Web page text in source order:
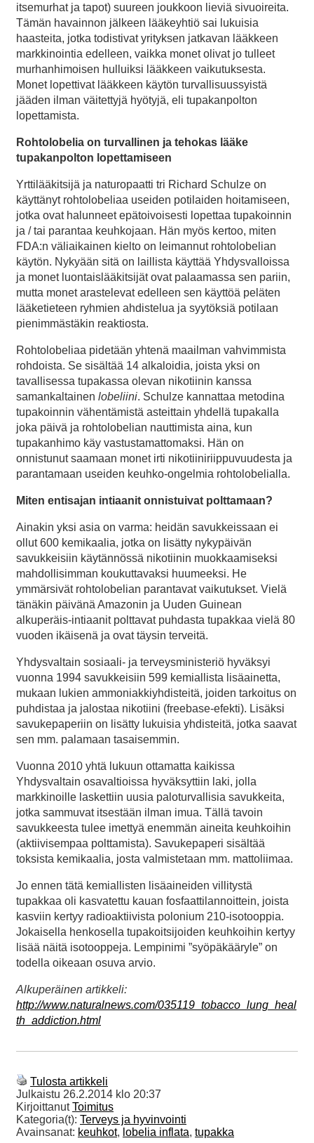
itsemurhat ja tapot) suureen joukkoon lieviä sivuoireita.
Tämän havainnon jälkeen lääkeyhtiö sai lukuisia
haasteita, jotka todistivat yrityksen jatkavan lääkkeen
markkinointia edelleen, vaikka monet olivat jo tulleet
murhanhimoisen hulluiksi lääkkeen vaikutuksesta.
Monet lopettivat lääkkeen käytön turvallisuussyistä
jääden ilman väitettyjä hyötyjä, eli tupakanpolton
lopettamista.
Rohtolobelia on turvallinen ja tehokas lääke
tupakanpolton lopettamiseen
Yrttilääkitsijä ja naturopaatti tri Richard Schulze on
käyttänyt rohtolobeliaa useiden potilaiden hoitamiseen,
jotka ovat halunneet epätoivoisesti lopettaa tupakoinnin
ja / tai parantaa keuhkojaan. Hän myös kertoo, miten
FDA:n väliaikainen kielto on leimannut rohtolobelian
käytön. Nykyään sitä on laillista käyttää Yhdysvalloissa
ja monet luontaislääkitsijät ovat palaamassa sen pariin,
mutta monet arastelevat edelleen sen käyttöä peläten
lääketieteen ryhmien ahdistelua ja syytöksiä potilaan
pienimmästäkin reaktiosta.
Rohtolobeliaa pidetään yhtenä maailman vahvimmista
rohdoista. Se sisältää 14 alkaloidia, joista yksi on
tavallisessa tupakassa olevan nikotiinin kanssa
samankaltainen lobeliini. Schulze kannattaa metodina
tupakoinnin vähentämistä asteittain yhdellä tupakalla
joka päivä ja rohtolobelian nauttimista aina, kun
tupakanhimo käy vastustamattomaksi. Hän on
onnistunut saamaan monet irti nikotiiniriippuvuudesta ja
parantamaan useiden keuhko-ongelmia rohtolobelialla.
Miten entisajan intiaanit onnistuivat polttamaan?
Ainakin yksi asia on varma: heidän savukkeissaan ei
ollut 600 kemikaalia, jotka on lisätty nykypäivän
savukkeisiin käytännössä nikotiinin muokkaamiseksi
mahdollisimman koukuttavaksi huumeeksi. He
ymmärsivät rohtolobelian parantavat vaikutukset. Vielä
tänäkin päivänä Amazonin ja Uuden Guinean
alkuperäis-intiaanit polttavat puhdasta tupakkaa vielä 80
vuoden ikäisenä ja ovat täysin terveitä.
Yhdysvaltain sosiaali- ja terveysministeriö hyväksyi
vuonna 1994 savukkeisiin 599 kemiallista lisäainetta,
mukaan lukien ammoniakkiyhdisteitä, joiden tarkoitus on
puhdistaa ja jalostaa nikotiini (freebase-efekti). Lisäksi
savukepaperiin on lisätty lukuisia yhdisteitä, jotka saavat
sen mm. palamaan tasaisemmin.
Vuonna 2010 yhtä lukuun ottamatta kaikissa
Yhdysvaltain osavaltioissa hyväksyttiin laki, jolla
markkinoille laskettiin uusia paloturvallisia savukkeita,
jotka sammuvat itsestään ilman imua. Tällä tavoin
savukkeesta tulee imettyä enemmän aineita keuhkoihin
(aktiivisempaa polttamista). Savukepaperi sisältää
toksista kemikaalia, josta valmistetaan mm. mattoliimaa.
Jo ennen tätä kemiallisten lisäaineiden villitystä
tupakkaa oli kasvatettu kauan fosfaattilannoittein, joista
kasviin kertyy radioaktiivista polonium 210-isotooppia.
Jokaisella henkosella tupakoitsijoiden keuhkoihin kertyy
lisää näitä isotooppeja. Lempinimi ”syöpäkääryle” on
todella oikeaan osuva arvio.
Alkuperäinen artikkeli:
http://www.naturalnews.com/035119_tobacco_lung_heal
th_addiction.html
Tulosta artikkeli
Julkaistu 26.2.2014 klo 20:37
KirjoittanutToimitus
Kategoria(t): Terveys ja hyvinvointi
Avainsanat: keuhkot, lobelia inflata, tupakka